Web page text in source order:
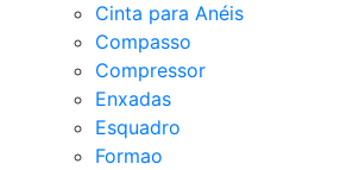
Cinta para Anéis
Compasso
Compressor
Enxadas
Esquadro
Formao